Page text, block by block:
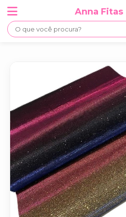
Anna Fitas
×
Categorias
Bicos de Patos
Colas
Cordões
Embalagens e tags
Fitas
Lonitas